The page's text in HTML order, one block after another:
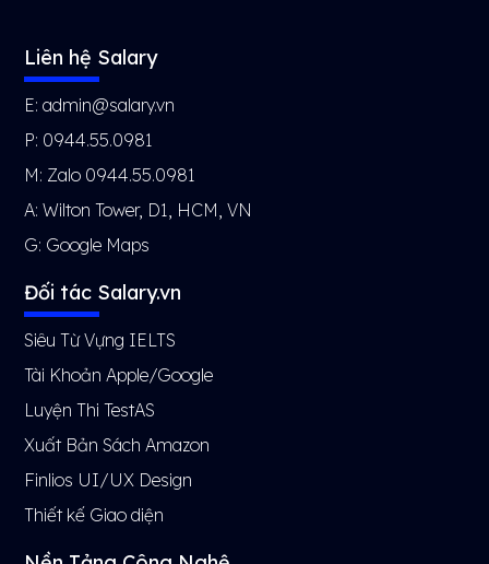
Liên hệ Salary
E: admin@salary.vn
P: 0944.55.0981
M: Zalo 0944.55.0981
A: Wilton Tower, D1, HCM, VN
G: Google Maps
Đối tác Salary.vn
Siêu Từ Vựng IELTS
Tài Khoản Apple/Google
Luyện Thi TestAS
Xuất Bản Sách Amazon
Finlios UI/UX Design
Thiết kế Giao diện